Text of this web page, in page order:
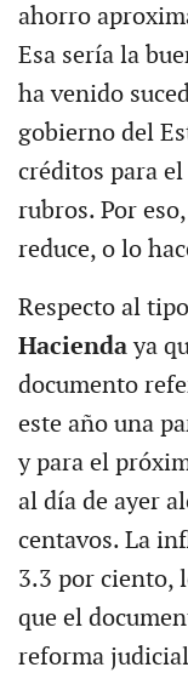
ahorro
Esa sería la
ha venido
gobierno del
créditos para
rubros. Por
reduce, o lo
Respecto al
Haciendaya
documento
este año una
y para el
al día de ayer
centavos. La
3.3 por ciento,
que el
reforma